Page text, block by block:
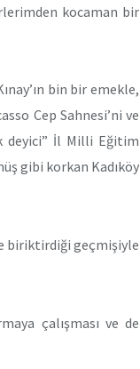
kocaman bir
bin bir emekle,
Cep Sahnesi’ni ve
deyici” İl Milli Eğitim
gibi korkan Kadıköy
biriktirdiği geçmişiyle
çalışması ve de